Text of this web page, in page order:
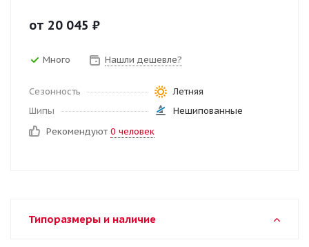
от 20 045 ₽
Много Нашли дешевле?
Сезонность
Летняя
Шипы
Нешипованные
Рекомендуют 0 человек
Типоразмеры и наличие